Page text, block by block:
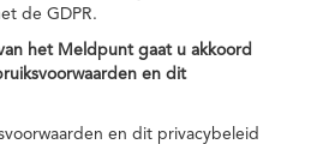
de GDPR.
het Meldpunt gaat u akkoord
en dit
en dit privacybeleid